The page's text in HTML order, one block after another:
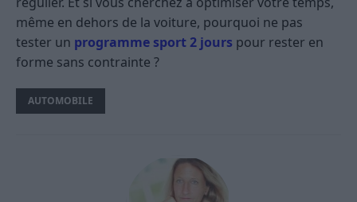
même en dehors de la voiture, pourquoi ne pas
tester un programme sport 2 jours pour rester en
forme sans contrainte ?
AUTOMOBILE